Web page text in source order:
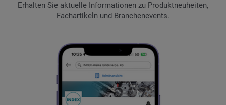
Erhalten Sie aktuelle Informationen zu Produktneuheiten,
Fachartikeln und Branchenevents.